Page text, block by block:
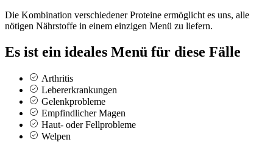
Die Kombination verschiedener Proteine ermöglicht es uns, alle
nötigen Nährstoffe in einem einzigen Menü zu liefern.
Es ist ein ideales Menü für diese Fälle
Arthritis
Lebererkrankungen
Gelenkprobleme
Empfindlicher Magen
Haut- oder Fellprobleme
Welpen